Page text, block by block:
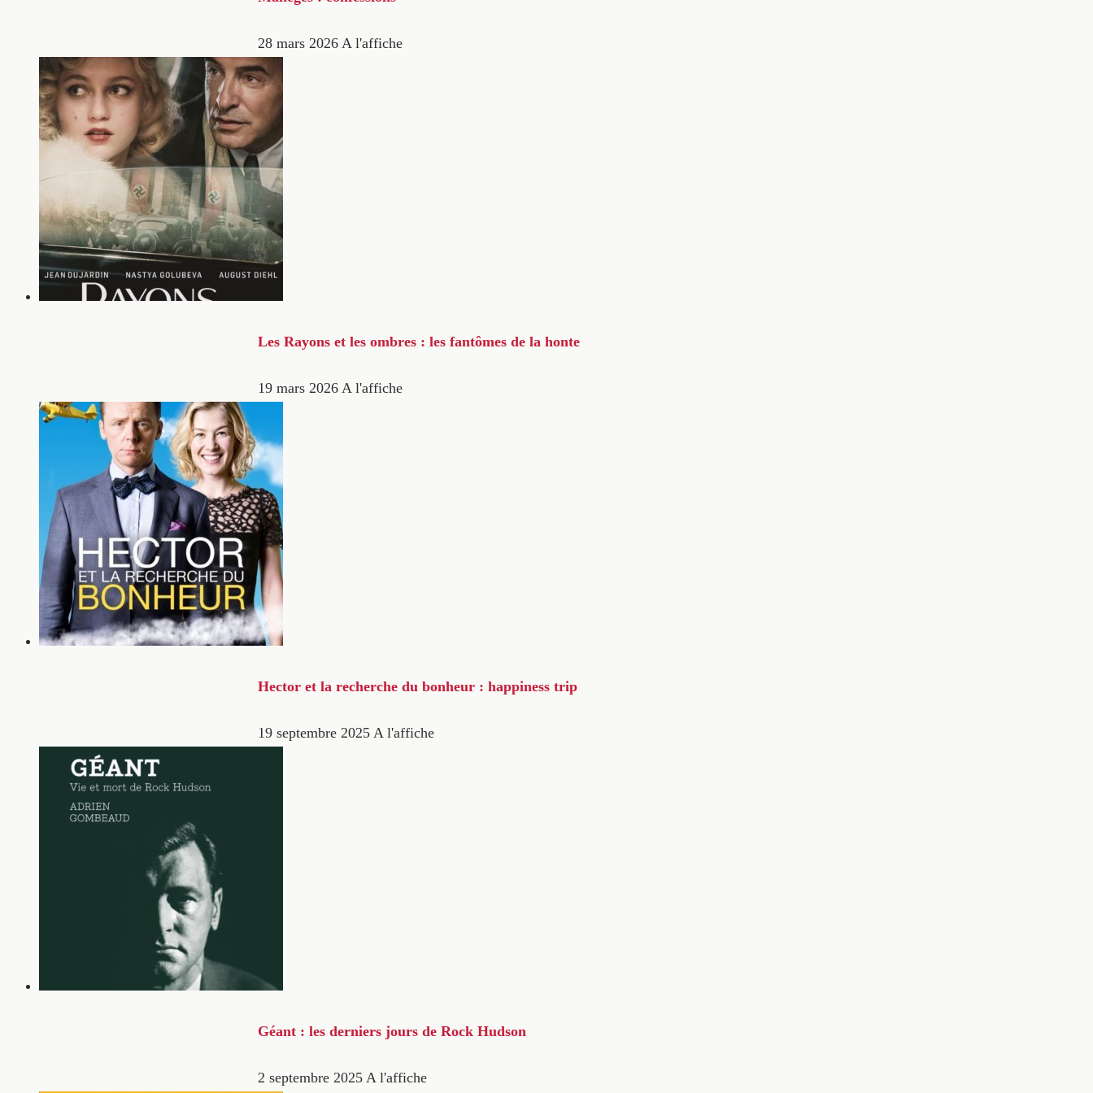
28 mars 2026 A l'affiche
Les Rayons et les ombres : les fantômes de la honte
19 mars 2026 A l'affiche
Hector et la recherche du bonheur : happiness trip
19 septembre 2025 A l'affiche
Géant : les derniers jours de Rock Hudson
2 septembre 2025 A l'affiche